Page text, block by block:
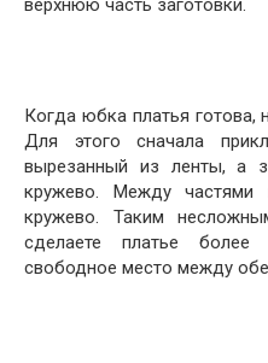
верхнюю часть заготовки.
Когда юбка платья готова,
Для этого сначала
вырезанный из ленты, а
кружево. Между частями
кружево. Таким
сделаете платье
свободное место между